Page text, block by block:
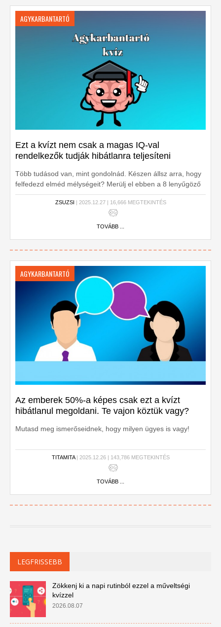
AGYKARBANTARTÓ
Ezt a kvízt nem csak a magas IQ-val
rendelkezők tudják hibátlanra teljesíteni
Több tudásod van, mint gondolnád. Készen állsz arra, hogy
felfedezd elméd mélységeit? Merülj el ebben a 8 lenyűgöző
kérdésben, és nézd meg, mennyit tudsz valójában!
ZSUZSI | 2025.12.27 | 16,666 MEGTEKINTÉS
TOVÁBB ...
AGYKARBANTARTÓ
Az emberek 50%-a képes csak ezt a kvízt
hibátlanul megoldani. Te vajon köztük vagy?
Mutasd meg ismerőseidnek, hogy milyen ügyes is vagy!
TITAMITA| 2025.12.26 | 143,786 MEGTEKINTÉS
TOVÁBB ...
LEGFRISSEBB
Zökkenj ki a napi rutinból ezzel a műveltségi
kvízzel
2026.08.07